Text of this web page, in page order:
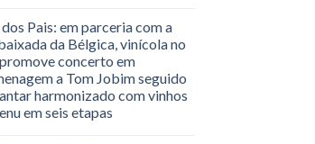
Pais: em parceria com a
da Bélgica, vinícola no
concerto em
a Tom Jobim seguido
harmonizado com vinhos
em seis etapas